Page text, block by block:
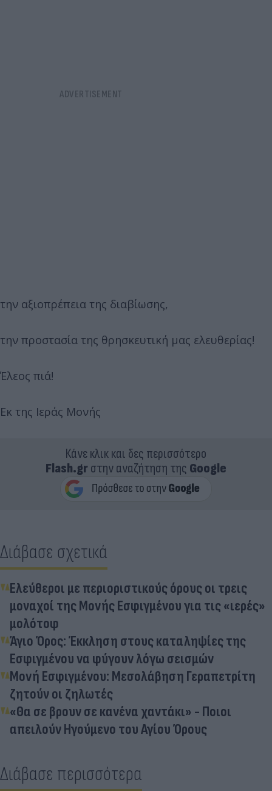
την αξιοπρέπεια της διαβίωσης,
την προστασία της θρησκευτική μας ελευθερίας!
Έλεος πιά!
Εκ της Ιεράς Μονής
Κάνε κλικ και δες περισσότερο
Flash.grστην αναζήτηση της Google
Διάβασε σχετικά
Ελεύθεροι με περιοριστικούς όρους οι τρεις
μοναχοί της Μονής Εσφιγμένου για τις «ιερές»
μολότοφ
Άγιο Όρος: Έκκληση στους καταληψίες της
Εσφιγμένου να φύγουν λόγω σεισμών
Μονή Εσφιγμένου: Μεσολάβηση Γεραπετρίτη
ζητούν οι ζηλωτές
«Θα σε βρουν σε κανένα χαντάκι» - Ποιοι
απειλούν Ηγούμενο του Αγίου Όρους
Διάβασε περισσότερα